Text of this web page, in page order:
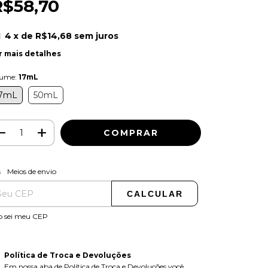
4 x de R$14,68 sem juros
mais detalhes
17mL
50mL
para o CEP:
Meios de envio
CALCULAR
sei meu CEP
Política de Troca e Devoluções